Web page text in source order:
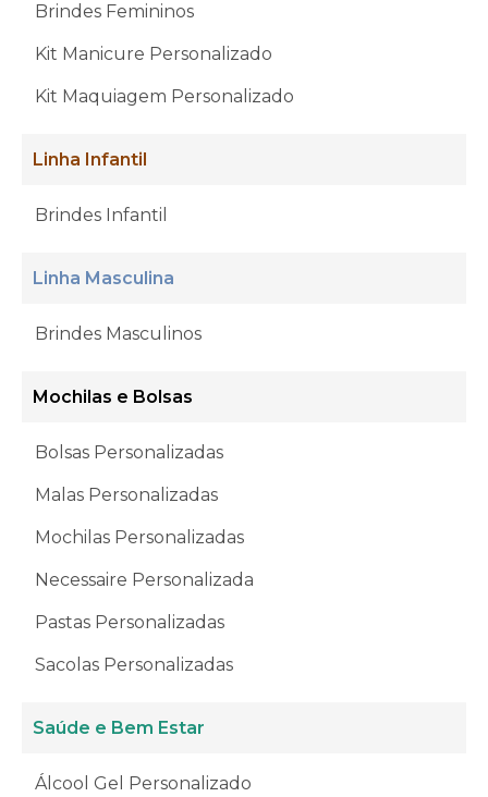
Brindes Femininos
Kit Manicure Personalizado
Kit Maquiagem Personalizado
Linha Infantil
Brindes Infantil
Linha Masculina
Brindes Masculinos
Mochilas e Bolsas
Bolsas Personalizadas
Malas Personalizadas
Mochilas Personalizadas
Necessaire Personalizada
Pastas Personalizadas
Sacolas Personalizadas
Saúde e Bem Estar
Álcool Gel Personalizado